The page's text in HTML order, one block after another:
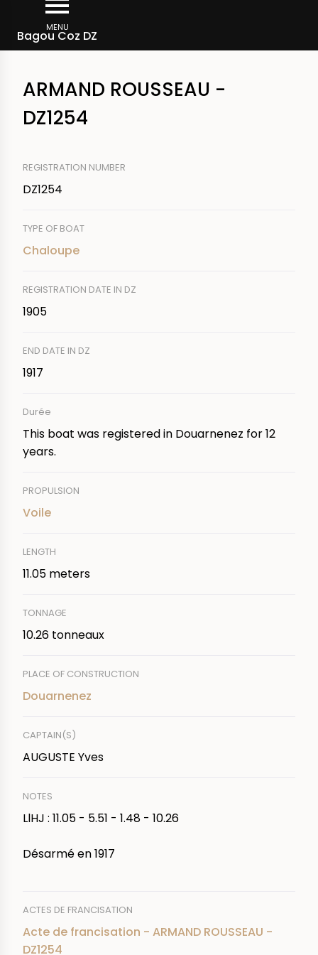
main
MENU
Bagou Coz DZ
Breadcrumb
ARMAND ROUSSEAU -
DZ1254
REGISTRATION NUMBER
DZ1254
TYPE OF BOAT
Chaloupe
REGISTRATION DATE IN DZ
1905
END DATE IN DZ
1917
Durée
This boat was registered in Douarnenez for 12
years.
PROPULSION
Voile
LENGTH
11.05 meters
TONNAGE
10.26 tonneaux
PLACE OF CONSTRUCTION
Douarnenez
CAPTAIN(S)
AUGUSTE Yves
NOTES
LlHJ : 11.05 - 5.51 - 1.48 - 10.26
Désarmé en 1917
ACTES DE FRANCISATION
Acte de francisation - ARMAND ROUSSEAU -
DZ1254